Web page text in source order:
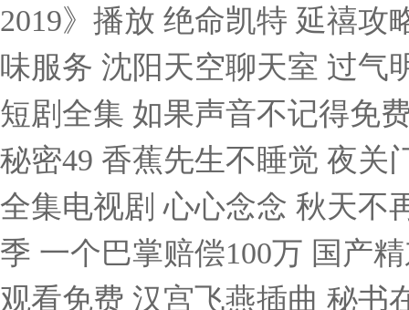
2019》播放 绝命凯特 延禧
味服务 沈阳天空聊天室 过气
短剧全集 如果声音不记得免
秘密49 香蕉先生不睡觉 夜关
全集电视剧 心心念念 秋天不
季 一个巴掌赔偿100万 国产
观看免费 汉宫飞燕插曲 秘书